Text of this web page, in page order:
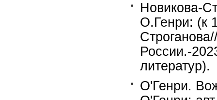
Новикова-
О.Генри: (к
России.-
литератур).
О'Генри.